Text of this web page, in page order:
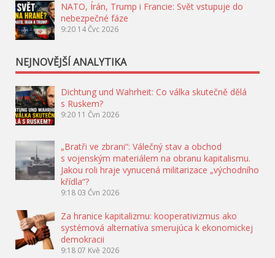
NATO, Írán, Trump i Francie: Svět vstupuje do
nebezpečné fáze
9:20 14 Čvc 2026
NEJNOVĚJŠÍ ANALYTIKA
Dichtung und Wahrheit: Co válka skutečně dělá
s Ruskem?
9:20 11 Čvn 2026
„Bratři ve zbrani“: Válečný stav a obchod
s vojenským materiálem na obranu kapitalismu.
Jakou roli hraje vynucená militarizace „východního
křídla“?
9:18 03 Čvn 2026
Za hranice kapitalizmu: kooperativizmus ako
systémová alternatíva smerujúca k ekonomickej
demokracii
9:18 07 Kvě 2026